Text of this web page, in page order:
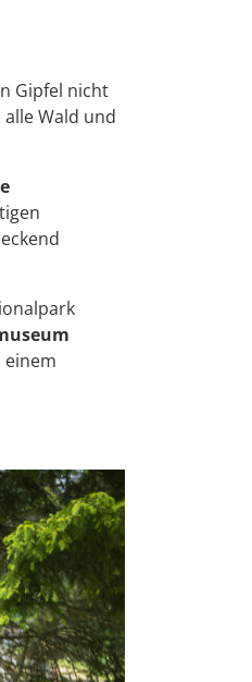
Gipfel nicht
Wald und
einem